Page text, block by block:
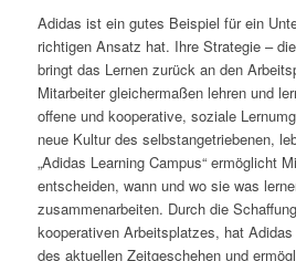
Adidas ist ein gutes Beispiel für ein
richtigen Ansatz hat. Ihre Strategie –
bringt das Lernen zurück an den
Mitarbeiter gleichermaßen lehren und
offene und kooperative, soziale
neue Kultur des selbstangetriebenen,
„Adidas Learning Campus“ ermöglicht
entscheiden, wann und wo sie was
zusammenarbeiten. Durch die
kooperativen Arbeitsplatzes, hat
des aktuellen Zeitgeschehen und